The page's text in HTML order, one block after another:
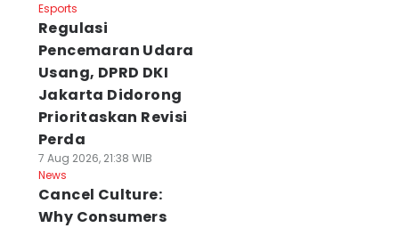
Esports
Regulasi
Pencemaran Udara
Usang, DPRD DKI
Jakarta Didorong
Prioritaskan Revisi
Perda
7 Aug 2026, 21:38 WIB
News
Cancel Culture:
Why Consumers